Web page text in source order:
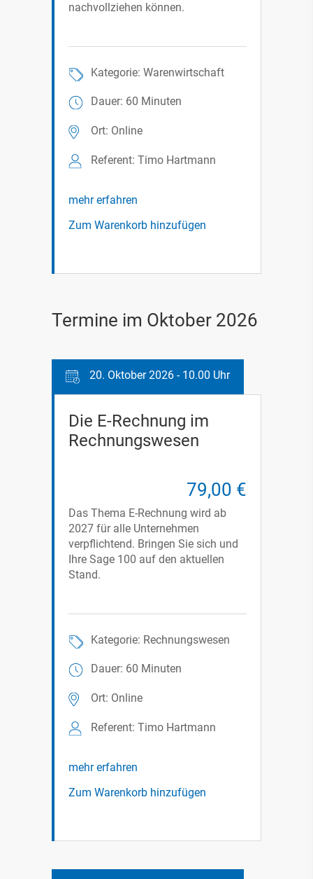
nachvollziehen können.
Kategorie: Warenwirtschaft
Dauer: 60 Minuten
Ort: Online
Referent: Timo Hartmann
mehr erfahren
Zum Warenkorb hinzufügen
Termine im Oktober 2026
20. Oktober 2026 - 10.00 Uhr
Die E-Rechnung im
Rechnungswesen
79,00 €
Das Thema E-Rechnung wird ab
2027 für alle Unternehmen
verpflichtend. Bringen Sie sich und
Ihre Sage 100 auf den aktuellen
Stand.
Kategorie: Rechnungswesen
Dauer: 60 Minuten
Ort: Online
Referent: Timo Hartmann
mehr erfahren
Zum Warenkorb hinzufügen